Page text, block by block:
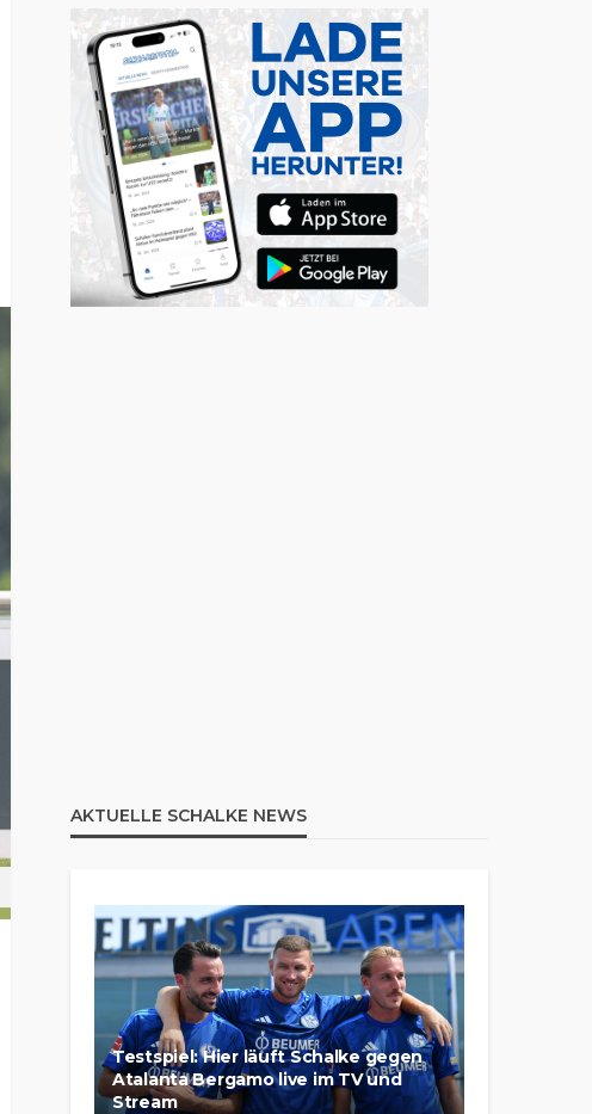
AKTUELLE SCHALKE NEWS
Testspiel: Hier läuft Schalke gegen
Atalanta Bergamo live im TV und
Stream